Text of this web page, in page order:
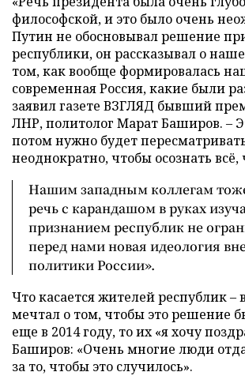
философской, и это было очень
Путин не обосновывал решение
республики, он рассказывал о
том, как вообще формировалась
современная Россия, какие были
заявил газете ВЗГЛЯД бывший
ЛНР, политолог Марат Баширов. –
потом нужно будет
неоднократно, чтобы осознать всё,
Нашим западным коллегам
речь с карандашом в руках
признанием республик не
перед нами новая идеология
политики России».
Что касается жителей республик –
мечтал о том, чтобы это решение
еще в 2014 году, то их «я хочу
Баширов: «Очень многие люди
за то, чтобы это случилось».